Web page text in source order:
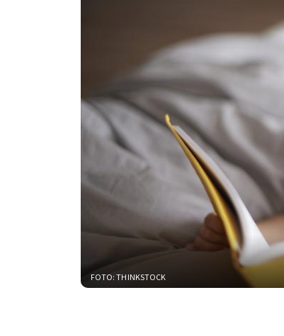
FOTO: THINKSTOCK